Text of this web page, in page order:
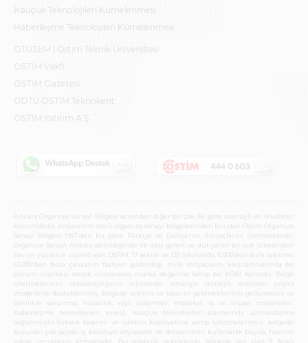
Kauçuk Teknolojileri Kümelenmesi
Haberleşme Teknolojileri Kümelenmesi
OTÜSEM | Ostim Teknik Üniversitesi
OSTİM Vakfı
OSTİM Gazetesi
ODTÜ OSTİM Teknokent
OSTİM Yatırım A.Ş.
Ankara Organize Sanayi Bölgesi açısından diğer bir çok ile göre avantajlı ve rekabetçi
konumdadır. Ankara’nın öncü organize sanayi bölgelerinden biri olan Ostim Organize
Sanayi Bölgesi 1967’den bu yana Türkiye ve Dünya’nın ihtiyaçlarını üretmektedir.
Organize Sanayi Ankara denildiğinde ilk akla gelen ve dünyanın bir çok ülkesinden
her yıl yüzlerce ziyaret alan OSTİM, 17 sektör ve 139 işkolunda, 6.500’den fazla işletme,
65.000’den fazla çalışanın faaliyet gösterdiği, milli ihtiyaçların karşılanmasında bir
çözüm merkezi olarak uluslararası marka değerine sahip bir KOBİ kentidir. Bölge
işletmelerinin rekabetçiliğinin artırılması amacıyla stratejik sektörler çeşitli
modellerle desteklenmiş, bölgede üretim ve tasarım yeteneklerinin gelişmesini ve
özellikle savunma, havacılık, raylı sistemler, medikal, iş ve inşaat makineleri,
haberleşme teknolojileri, enerji, kauçuk teknolojileri alanlarında uzmanlaşma
sağlanmıştır.Yüksek tasarım ve üretim kabiliyetine sahip işletmelerimiz, bölgede
bulunan çok sayıda iş kolunun altyapısını ve donanımını kullanarak büyük hacimli
işlere imzalarını atmaktadır. Bu stratejik sektörlerde bölgede yer alan 7 farklı